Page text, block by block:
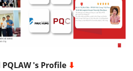
's Profile ⬇